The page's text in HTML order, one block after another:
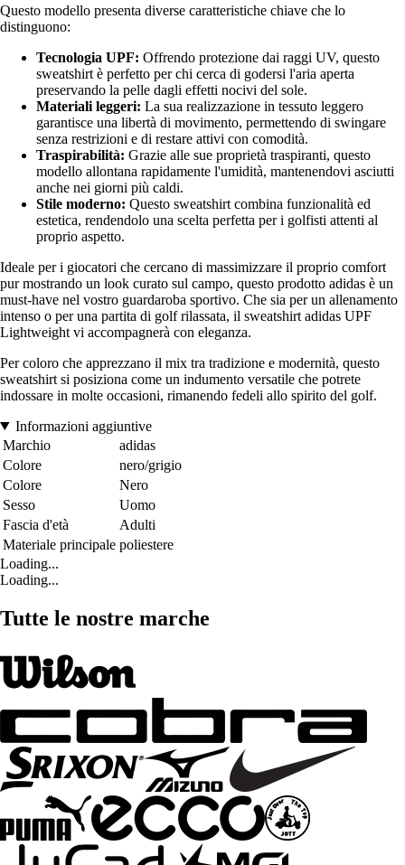
Questo modello presenta diverse caratteristiche chiave che lo
distinguono:
Tecnologia UPF: Offrendo protezione dai raggi UV, questo
sweatshirt è perfetto per chi cerca di godersi l'aria aperta
preservando la pelle dagli effetti nocivi del sole.
Materiali leggeri: La sua realizzazione in tessuto leggero
garantisce una libertà di movimento, permettendo di swingare
senza restrizioni e di restare attivi con comodità.
Traspirabilità: Grazie alle sue proprietà traspiranti, questo
modello allontana rapidamente l'umidità, mantenendovi asciutti
anche nei giorni più caldi.
Stile moderno: Questo sweatshirt combina funzionalità ed
estetica, rendendolo una scelta perfetta per i golfisti attenti al
proprio aspetto.
Ideale per i giocatori che cercano di massimizzare il proprio comfort
pur mostrando un look curato sul campo, questo prodotto adidas è un
must-have nel vostro guardaroba sportivo. Che sia per un allenamento
intenso o per una partita di golf rilassata, il sweatshirt adidas UPF
Lightweight vi accompagnerà con eleganza.
Per coloro che apprezzano il mix tra tradizione e modernità, questo
sweatshirt si posiziona come un indumento versatile che potrete
indossare in molte occasioni, rimanendo fedeli allo spirito del golf.
Informazioni aggiuntive
Marchio
adidas
Colore
nero/grigio
Colore
Nero
Sesso
Uomo
Fascia d'età
Adulti
Materiale principale poliestere
Loading...
Loading...
Tutte le nostre marche